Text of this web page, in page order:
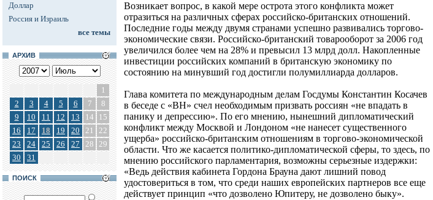
Доллар
Россия и Израиль
все темы
АРХИВ
1
2
3 4 5 6 7
8
9
10 11 12 13 14
15
16
17 18 19 20 21
22
23
24 25 26 27 28 29
30
31
ПОИСК
Возникает вопрос, в какой мере острота этого конфликта может
отразиться на различных сферах российско-британских отношений.
Последние годы между двумя странами успешно развивались торгово-
экономические связи. Российско-британский товарооборот за 2006 год
увеличился более чем на 28% и превысил 13 млрд долл. Накопленные
инвестиции российских компаний в британскую экономику по
состоянию на минувший год достигли полумиллиарда долларов.
Глава комитета по международным делам Госдумы Константин Косачев
в беседе с «ВН» счел необходимым призвать россиян «не впадать в
панику и депрессию». По его мнению, нынешний дипломатический
конфликт между Москвой и Лондоном «не нанесет существенного
ущерба» российско-британским отношениям в торгово-экономической
области. Что же касается политико-дипломатической сферы, то здесь, по
мнению российского парламентария, возможны серьезные издержки:
«Ведь действия кабинета Гордона Брауна дают лишний повод
удостовериться в том, что среди наших европейских партнеров все еще
действует принцип «что дозволено Юпитеру, не дозволено быку».